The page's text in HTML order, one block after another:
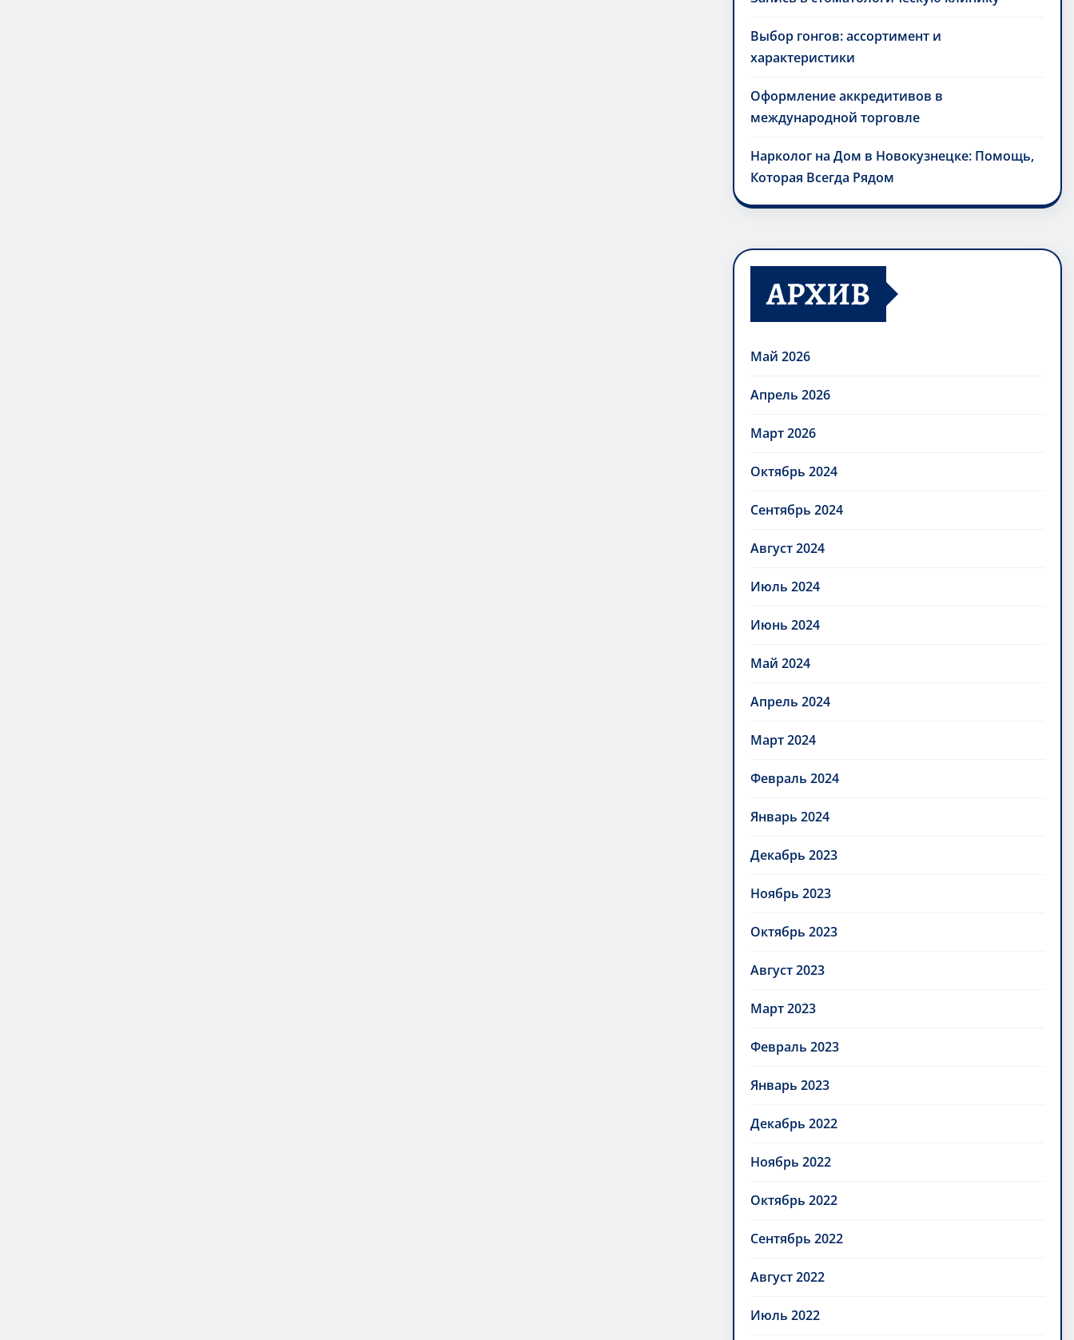
Выбор гонгов: ассортимент и
характеристики
Оформление аккредитивов в
международной торговле
Нарколог на Дом в Новокузнецке: Помощь,
Которая Всегда Рядом
АРХИВ
Май 2026
Апрель 2026
Март 2026
Октябрь 2024
Сентябрь 2024
Август 2024
Июль 2024
Июнь 2024
Май 2024
Апрель 2024
Март 2024
Февраль 2024
Январь 2024
Декабрь 2023
Ноябрь 2023
Октябрь 2023
Август 2023
Март 2023
Февраль 2023
Январь 2023
Декабрь 2022
Ноябрь 2022
Октябрь 2022
Сентябрь 2022
Август 2022
Июль 2022